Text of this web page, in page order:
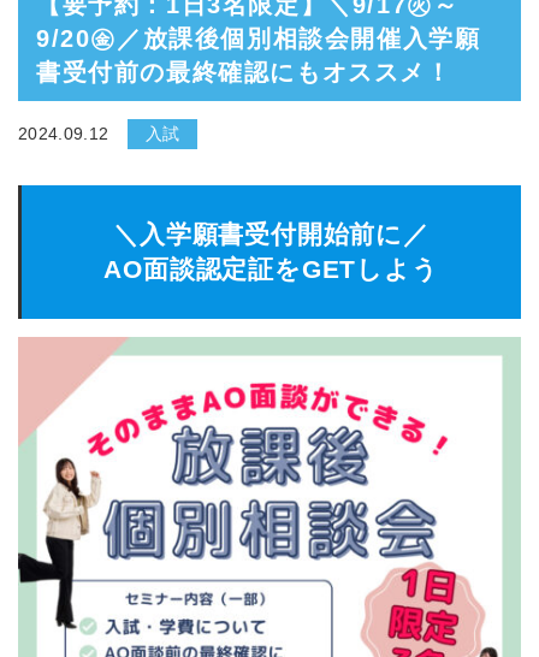
9/20㊎／放課後個別相談会開催 入学願
書受付前の最終確認にもオススメ！
2024.09.12 入試
＼入学願書受付開始前に／
AO面談認定証をGETしよう